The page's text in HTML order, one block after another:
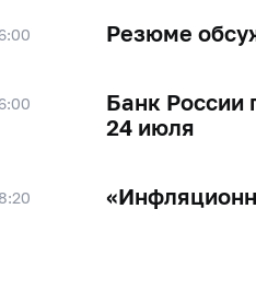
Резюме
Банк России
24 июля